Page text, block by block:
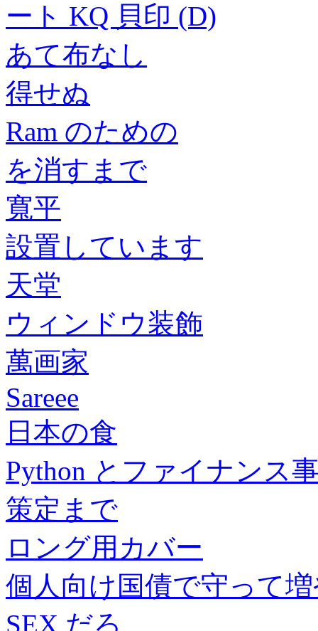
ート KQ 貝印 (D)
あて布なし
得せぬ
Ram のための
を消すまで
寬平
設置しています
天堂
ウィンドウ装飾
萬画家
Sareee
日本の食
Python とファイナンス
策定まで
ロング用カバー
個人向け国債で守って
SEX だろ